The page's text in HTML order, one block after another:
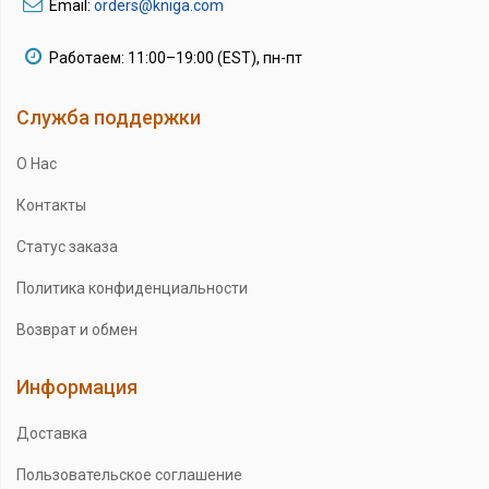
Email: orders@kniga.com
Работаем: 11:00–19:00 (EST), пн-пт
Служба поддержки
О Нас
Контакты
Статус заказа
Политика конфиденциальности
Возврат и обмен
Информация
Доставка
Пользовательское соглашение